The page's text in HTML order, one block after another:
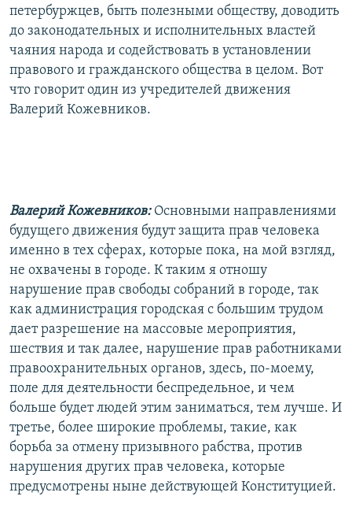
петербуржцев, быть полезными обществу, доводить
до законодательных и исполнительных властей
чаяния народа и содействовать в установлении
правового и гражданского общества в целом. Вот
что говорит один из учредителей движения
Валерий Кожевников.
Валерий Кожевников: Основными направлениями
будущего движения будут защита прав человека
именно в тех сферах, которые пока, на мой взгляд,
не охвачены в городе. К таким я отношу
нарушение прав свободы собраний в городе, так
как администрация городская с большим трудом
дает разрешение на массовые мероприятия,
шествия и так далее, нарушение прав работниками
правоохранительных органов, здесь, по-моему,
поле для деятельности беспредельное, и чем
больше будет людей этим заниматься, тем лучше. И
третье, более широкие проблемы, такие, как
борьба за отмену призывного рабства, против
нарушения других прав человека, которые
предусмотрены ныне действующей Конституцией.